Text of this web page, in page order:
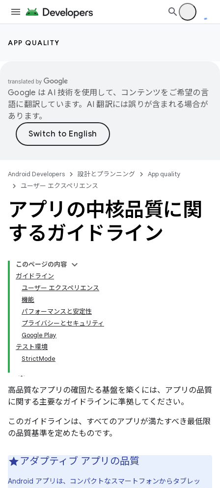
APP QUALITY
Google は AI 技術を使用して、コンテンツをご希望の言
語に翻訳しています。AI 翻訳には誤りが含まれる場合が
あります。
Android Developers 設計とプランニング
App quality
ユーザー エクスペリエンス
アプリの中核品質に関
するガイドライン
このページの内容
ガイドライン
ユーザー エクスペリエンス
機能
パフォーマンスと安定性
プライバシーとセキュリティ
Google Play
テスト環境
StrictMode
高品質なアプリの確固たる基盤を築くには、アプリの品質
に関する主要なガイドラインに準拠してください。
このガイドラインは、すべてのアプリが満たすべき最低限
の品質基準を定めたものです。
アダプティブ アプリの品質
Android アプリは、コンパクトなスマートフォンからタブレッ